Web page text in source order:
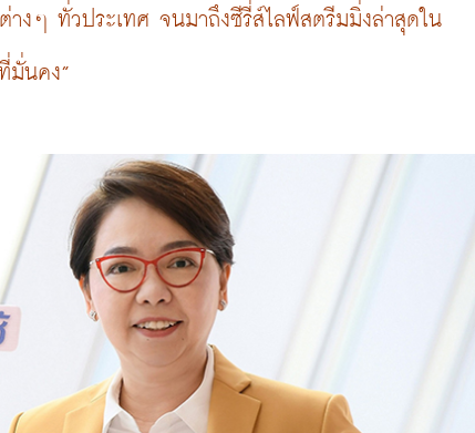
ต่างๆ ทั่วประเทศ จนมาถึงซีรี่ส์ไลฟ์สตรีมมิ่งล่าสุดใน
มั่นคง”